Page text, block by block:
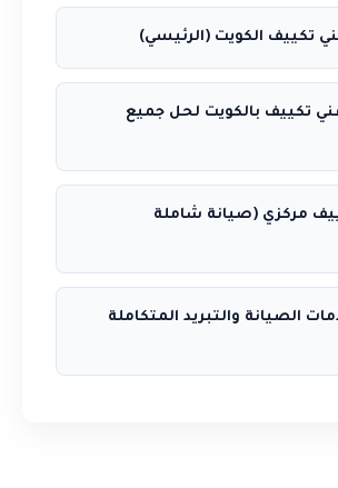
تكييف الكويت (الرئيسي)
تكييف بالكويت لحل جميع
مركزي (صيانة شاملة
الصيانة والتبريد المتكاملة